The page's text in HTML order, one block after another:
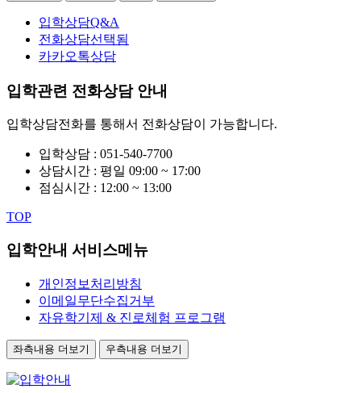
입학상담Q&A
전화상담선택됨
카카오톡상담
입학관련 전화상담 안내
입학상담전화를 통해서 전화상담이 가능합니다.
입학상담 : 051-540-7700
상담시간 : 평일 09:00 ~ 17:00
점심시간 : 12:00 ~ 13:00
TOP
입학안내 서비스메뉴
개인정보처리방침
이메일무단수집거부
자유학기제 & 진로체험 프로그램
좌측내용 더보기 우측내용 더보기